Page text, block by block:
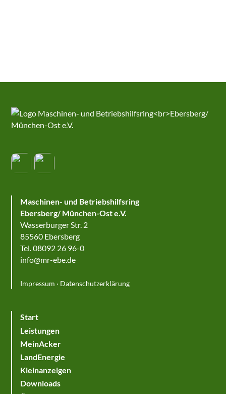
Maschinen- und Betriebshilfsring
Ebersberg/ München-Ost e.V.
Wasserburger Str. 2
85560 Ebersberg
Tel. 08092 26 96-0
info@mr-ebe.de
Impressum · Datenschutzerklärung
Start
Leistungen
MeinAcker
LandEnergie
Kleinanzeigen
Downloads